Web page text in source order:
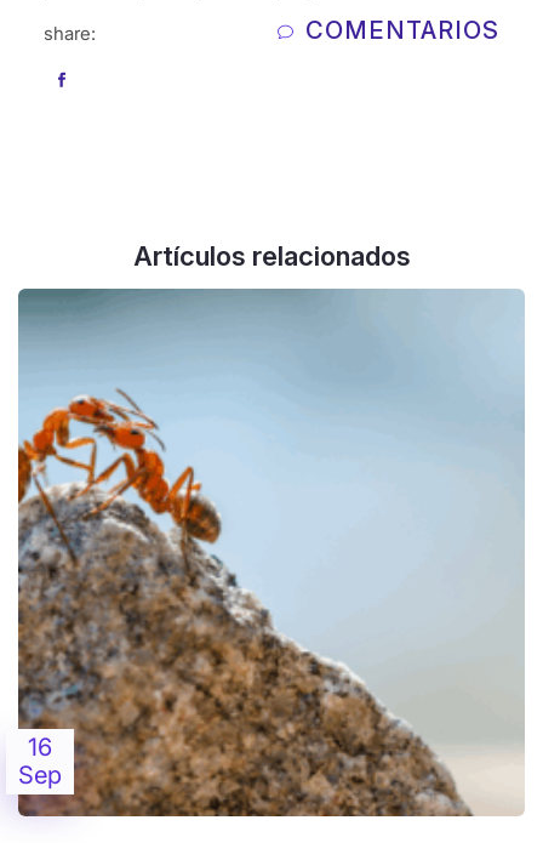
share: COMENTARIOS
Artículos relacionados
16
Sep